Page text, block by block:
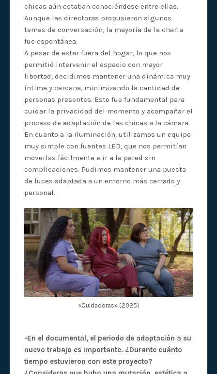
chicas aún estaban conociéndose entre ellas.
Aunque las directoras propusieron algunos
temas de conversación, la mayoría de la charla
fue espontánea.
A pesar de estar fuera del hogar, lo que nos
permitió intervenir el espacio con mayor
libertad, decidimos mantener una dinámica muy
íntima y cercana, minimizando la cantidad de
personas presentes. Esto fue fundamental para
cuidar la privacidad del momento y acompañar el
proceso de adaptación de las chicas a la cámara.
En cuanto a la iluminación, utilizamos un equipo
muy simple con fuentes LED, que nos permitían
moverlas fácilmente e ir a la pared sin
complicaciones. Pudimos mantener una puesta
de luces adaptada a un entorno más cerrado y
personal.
«Cuidadoras» (2025)
-En el documental, el periodo de adaptación a su
nuevo trabajo es importante. ¿Durante cuánto
tiempo estuvieron con este proyecto?